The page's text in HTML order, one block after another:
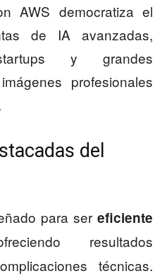
AWS democratiza el
de IA avanzadas,
y grandes
profesionales
del
para ser eficiente
resultados
técnicas.